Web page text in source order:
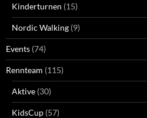
Kinderturnen (15)
Nordic Walking (9)
Events (74)
Rennteam (115)
Aktive (30)
KidsCup (57)